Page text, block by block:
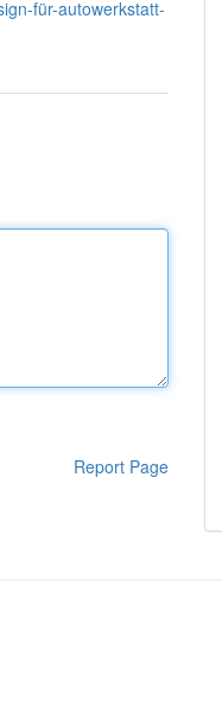
für-autowerkstatt-
Report Page